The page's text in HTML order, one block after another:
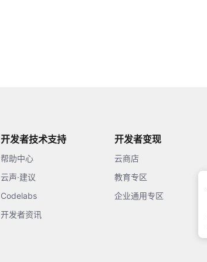
开发者技术支持
帮助中心
云声·建议
Codelabs
开发者资讯
开发者变现
云商店
教育专区
企业通用专区